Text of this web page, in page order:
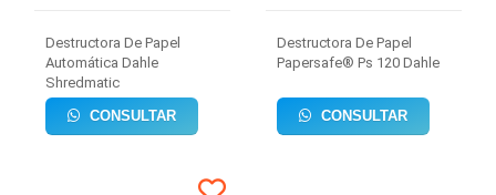
Destructora De Papel
Automática Dahle
Shredmatic
CONSULTAR
Destructora De Papel
Papersafe® Ps 120 Dahle
CONSULTAR